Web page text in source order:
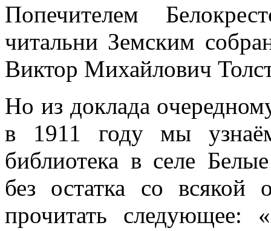
Попечителем
читальни Земским
Виктор Михайлович
Но из доклада
в 1911 году мы
библиотека в селе
без остатка со всякой
прочитать следующее: